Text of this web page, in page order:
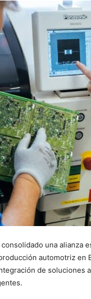
una alianza
automotriz en
de soluciones